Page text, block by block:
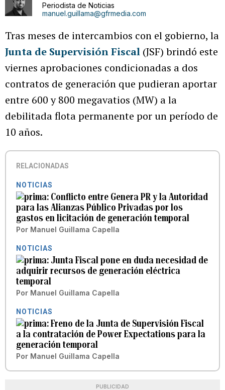
Periodista de Noticias
manuel.guillama@gfrmedia.com
Tras meses de intercambios con el gobierno, la
Junta de Supervisión Fiscal (JSF) brindó este
viernes aprobaciones condicionadas a dos
contratos de generación que pudieran aportar
entre 600 y 800 megavatios (MW) a la
debilitada flota permanente por un período de
10 años.
RELACIONADAS
NOTICIAS
Conflicto entre Genera PR y la Autoridad
para las Alianzas Público Privadas por los
gastos en licitación de generación temporal
Por Manuel Guillama Capella
NOTICIAS
Junta Fiscal pone en duda necesidad de
adquirir recursos de generación eléctrica
temporal
Por Manuel Guillama Capella
NOTICIAS
Freno de la Junta de Supervisión Fiscal
a la contratación de Power Expectations para la
generación temporal
Por Manuel Guillama Capella
PUBLICIDAD